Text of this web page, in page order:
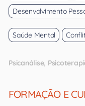
Desenvolvimento
Saúde Mental
Psicanálise
FORMAÇÃO E